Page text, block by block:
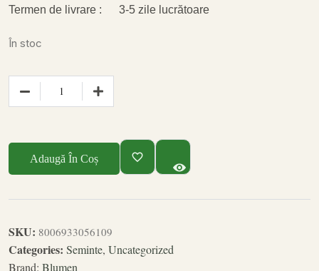
Termen de livrare :
3-5 zile lucrătoare
În stoc
Adaugă În Coș
SKU: 8006933056109
Categories: Seminte, Uncategorized
Brand: Blumen